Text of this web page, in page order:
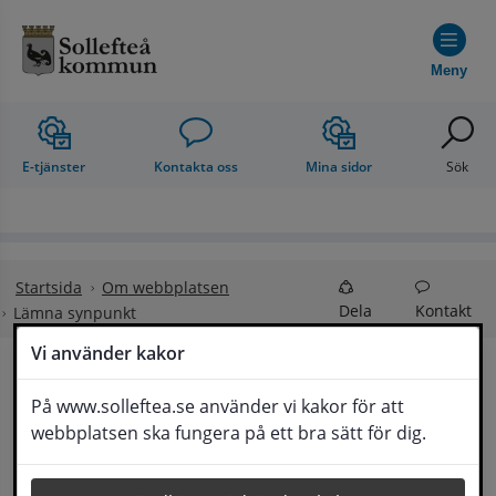
Vi använder kakor
På www.solleftea.se använder vi kakor för att
webbplatsen ska fungera på ett bra sätt för dig.
Meny
E-tjänster Kontakta oss Mina sidor Sök
Startsida
Om webbplatsen
Lämna synpunkt
Dela Kontakt
Lämna synpunkt
Här kan du lämna synpunkter, förslag och